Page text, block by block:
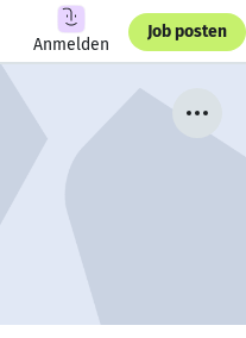
Anmelden
Job posten